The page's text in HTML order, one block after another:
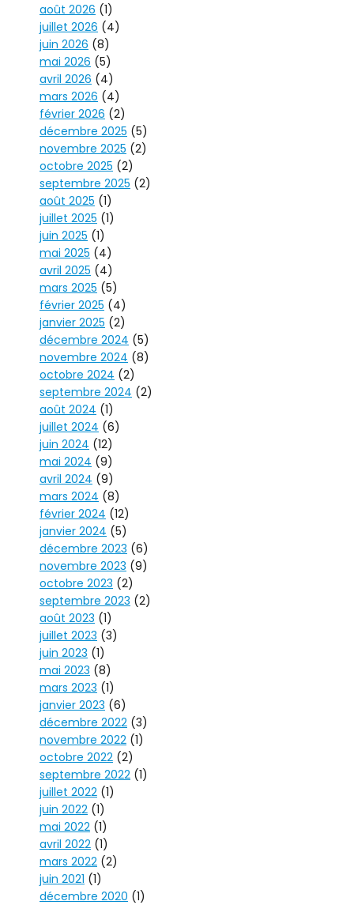
août 2026 (1)
juillet 2026 (4)
juin 2026 (8)
mai 2026 (5)
avril 2026 (4)
mars 2026 (4)
février 2026 (2)
décembre 2025 (5)
novembre 2025 (2)
octobre 2025 (2)
septembre 2025 (2)
août 2025 (1)
juillet 2025 (1)
juin 2025 (1)
mai 2025 (4)
avril 2025 (4)
mars 2025 (5)
février 2025 (4)
janvier 2025 (2)
décembre 2024 (5)
novembre 2024 (8)
octobre 2024 (2)
septembre 2024 (2)
août 2024 (1)
juillet 2024 (6)
juin 2024 (12)
mai 2024 (9)
avril 2024 (9)
mars 2024 (8)
février 2024 (12)
janvier 2024 (5)
décembre 2023 (6)
novembre 2023 (9)
octobre 2023 (2)
septembre 2023 (2)
août 2023 (1)
juillet 2023 (3)
juin 2023 (1)
mai 2023 (8)
mars 2023 (1)
janvier 2023 (6)
décembre 2022 (3)
novembre 2022 (1)
octobre 2022 (2)
septembre 2022 (1)
juillet 2022 (1)
juin 2022 (1)
mai 2022 (1)
avril 2022 (1)
mars 2022 (2)
juin 2021 (1)
décembre 2020 (1)